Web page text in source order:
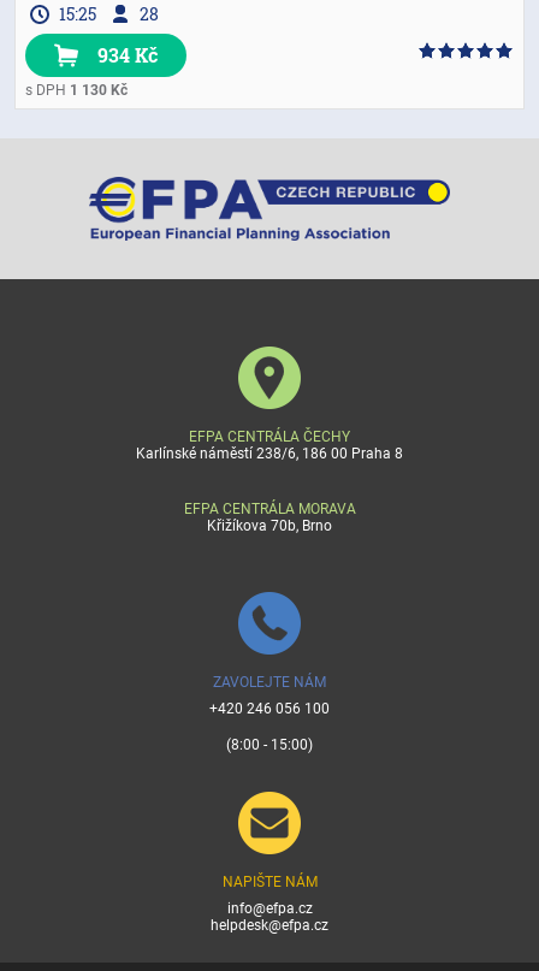
15:25 28
934 Kč
s DPH 1 130 Kč
EFPA CENTRÁLA ČECHY
Karlínské náměstí 238/6, 186 00 Praha 8
EFPA CENTRÁLA MORAVA
Křižíkova 70b, Brno
ZAVOLEJTE NÁM
+420 246 056 100
(8:00 - 15:00)
NAPIŠTE NÁM
info@efpa.cz
helpdesk@efpa.cz